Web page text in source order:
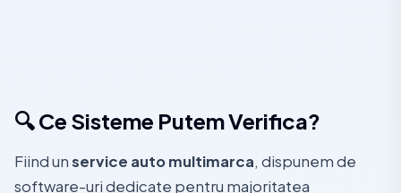
🔍 Ce Sisteme Putem Verifica?
Fiind unservice auto multimarca, dispunem de
software-uri dedicate pentru majoritatea